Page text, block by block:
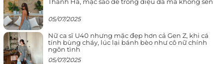
05/07/2025
Nữ ca sĩ U40 nhưng mặc đẹp hơn cả Gen Z, khi cá
tính bùng cháy, lúc lại bánh bèo như cô nữ chính
ngôn tình
05/07/2025